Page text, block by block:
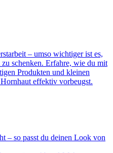
– umso wichtiger ist es,
schenken. Erfahre, wie du mit
Produkten und kleinen
effektiv vorbeugst.
– so passt du deinen Look von